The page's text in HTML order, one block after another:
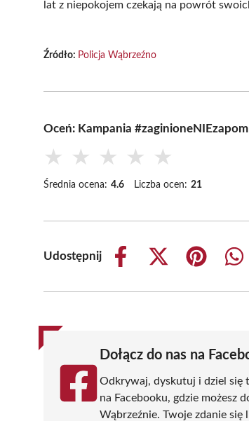
lat z niepokojem czekają na powrót
Źródło: Policja Wąbrzeźno
Oceń: Kampania
★ ★ ★ ★ ★
Średnia ocena: 4.6 Liczba ocen: 21
Udostępnij
Share
Share
(Twitter)
Share
Dołącz do nas na
Odkrywaj, dyskutuj i dziel się
na Facebooku, gdzie możesz
Wąbrzeźnie. Twoje zdanie się